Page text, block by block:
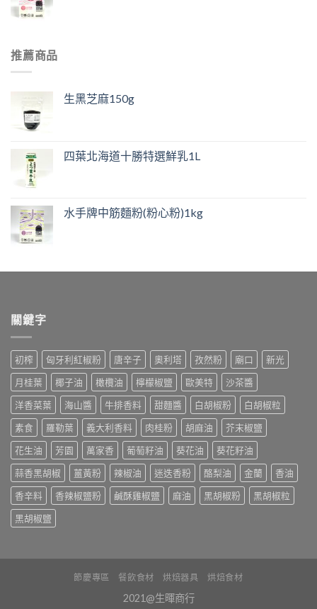
推薦商品
生黑芝麻150g
四葉北海道十勝特選鮮乳1L
水手牌中筋麵粉(粉心粉)1kg
關鍵字
初榨 匈牙利紅椒粉 唐辛子 奧利塔 孜然粉 廟口
新光
月桂葉
椰子油 橄欖油 檸檬椒鹽 歐美特
沙茶醬
洋香菜葉
海山醬 牛排香料 甜麵醬 白胡椒粉
白胡椒粒
素食
羅勒葉 義大利香料 肉桂粉 胡麻油
芥末椒鹽
花生油
芳園 萬家香 葡萄籽油 葵花油
葵花籽油
蒜香黑胡椒
薑黃粉 辣椒油 迷迭香粉 酪梨油 金蘭
香油
香辛料
香辣椒鹽粉 鹹酥雞椒鹽 麻油 黑胡椒粉
黑胡椒粒
黑胡椒鹽
節慶專區 餐飲食材 烘焙器具 烘焙食材
2021@生暉商行